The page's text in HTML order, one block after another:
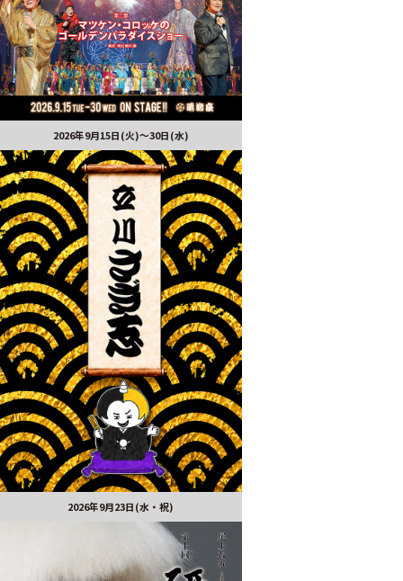
2026年9月15日(火)～30日(水)
2026年9月23日(水・祝)